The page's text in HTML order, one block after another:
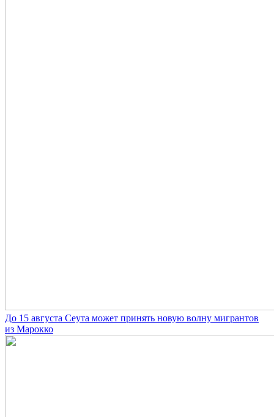
До 15 августа Сеута может принять новую волну мигрантов
из Марокко